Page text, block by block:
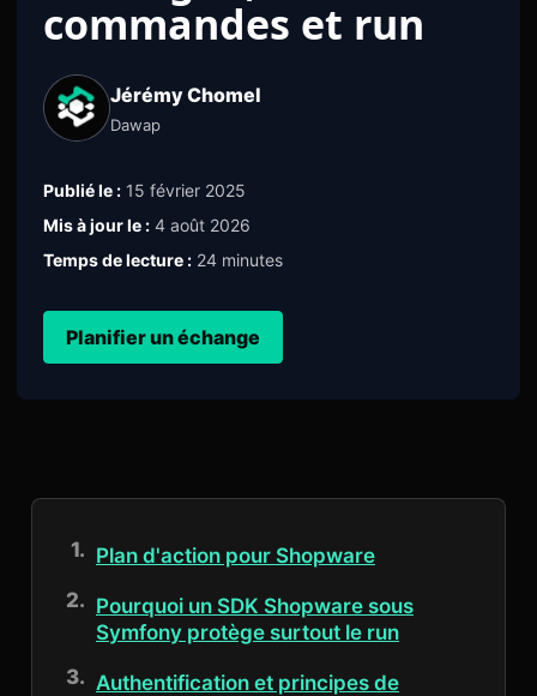
commandes et run
Jérémy Chomel
Dawap
Publié le : 15 février 2025
Mis à jour le : 4 août 2026
Temps de lecture : 24 minutes
Planifier un échange
Plan d'action pour Shopware
Pourquoi un SDK Shopware sous
Symfony protège surtout le run
Authentification et principes de